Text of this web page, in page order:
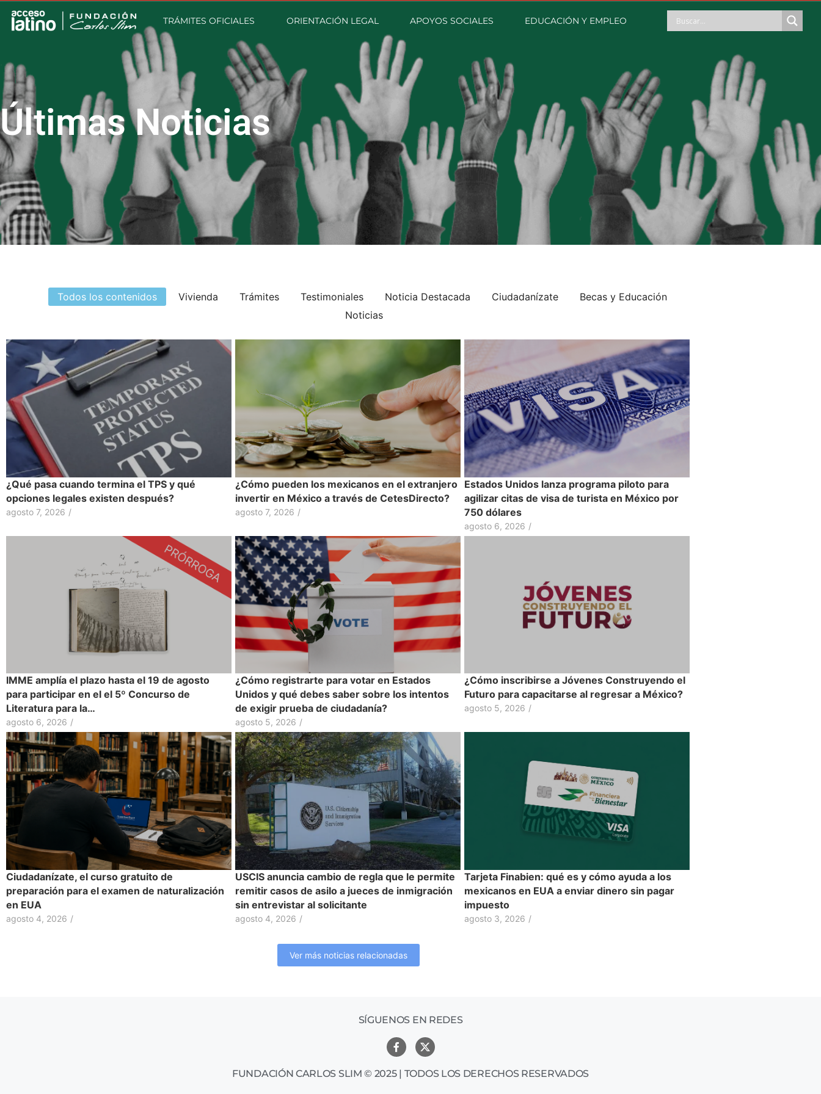
TRÁMITES OFICIALES ORIENTACIÓN LEGAL APOYOS SOCIALES EDUCACIÓN Y EMPLEO
Últimas Noticias
Todos los contenidos Vivienda Trámites Testimoniales Noticia Destacada Ciudadanízate
Becas y Educación
Noticias
¿Qué pasa cuando termina el TPS y qué
opciones legales existen después?
agosto 7, 2026 /
¿Cómo pueden los mexicanos en el extranjero
invertir en México a través de CetesDirecto?
agosto 7, 2026 /
Estados Unidos lanza programa piloto para
agilizar citas de visa de turista en México por
750 dólares
agosto 6, 2026 /
IMME amplía el plazo hasta el 19 de agosto
para participar en el el 5º Concurso de
Literatura para la…
agosto 6, 2026 /
¿Cómo registrarte para votar en Estados
Unidos y qué debes saber sobre los intentos
de exigir prueba de ciudadanía?
agosto 5, 2026 /
¿Cómo inscribirse a Jóvenes Construyendo el
Futuro para capacitarse al regresar a México?
agosto 5, 2026 /
Ciudadanízate, el curso gratuito de
preparación para el examen de naturalización
en EUA
agosto 4, 2026 /
USCIS anuncia cambio de regla que le permite
remitir casos de asilo a jueces de inmigración
sin entrevistar al solicitante
agosto 4, 2026 /
Tarjeta Finabien: qué es y cómo ayuda a los
mexicanos en EUA a enviar dinero sin pagar
impuesto
agosto 3, 2026 /
Ver más noticias relacionadas
SÍGUENOS EN REDES
FUNDACIÓN CARLOS SLIM © 2025 | TODOS LOS DERECHOS RESERVADOS